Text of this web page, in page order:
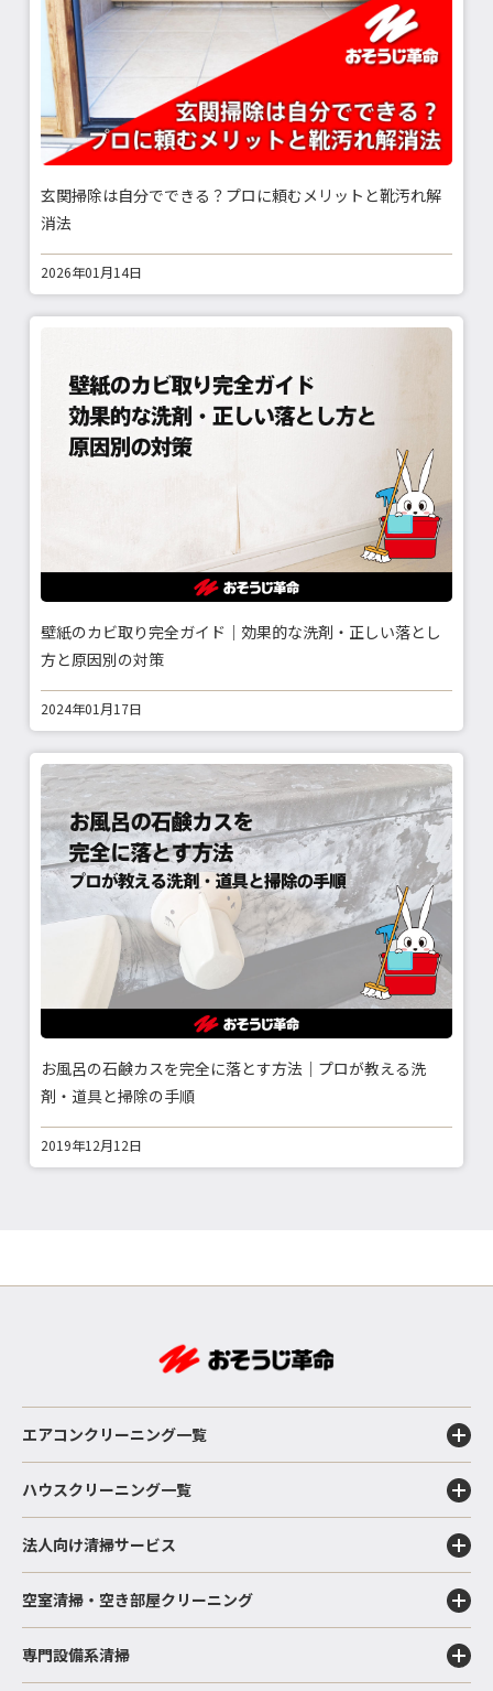
玄関掃除は自分でできる？プロに頼むメリットと靴汚れ解
消法
2026年01月14日
壁紙のカビ取り完全ガイド｜効果的な洗剤・正しい落とし
方と原因別の対策
2024年01月17日
お風呂の石鹸カスを完全に落とす方法｜プロが教える洗
剤・道具と掃除の手順
2019年12月12日
エアコンクリーニング一覧
ハウスクリーニング一覧
法人向け清掃サービス
空室清掃・空き部屋クリーニング
専門設備系清掃